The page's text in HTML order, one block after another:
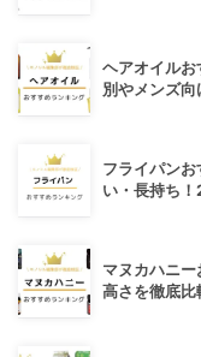
ヘアオイル
別やメンズ向
フライパン
い・長持ち！
マヌカハニ
高さを徹底比